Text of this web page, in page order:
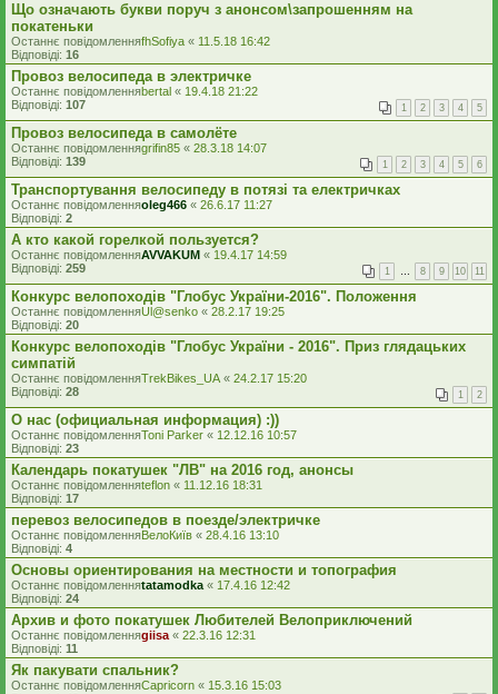
Що означають букви поруч з анонсом\запрошенням на
покатеньки
Останнє повідомленняfhSofiya « 11.5.18 16:42
Відповіді: 16
Провоз велосипеда в электричке
Останнє повідомленняbertal « 19.4.18 21:22
Відповіді: 107 1 2 3 4 5
Провоз велосипеда в самолёте
Останнє повідомленняgrifin85 « 28.3.18 14:07
Відповіді: 139 1 2 3 4 5 6
Транспортування велосипеду в потязі та електричках
Останнє повідомленняoleg466 « 26.6.17 11:27
Відповіді: 2
А кто какой горелкой пользуется?
Останнє повідомленняAVVAKUM « 19.4.17 14:59
Відповіді: 259 1 … 8 9 10 11
Конкурс велопоходів "Глобус України-2016". Положення
Останнє повідомленняUl@senko « 28.2.17 19:25
Відповіді: 20
Конкурс велопоходів "Глобус України - 2016". Приз глядацьких
симпатій
Останнє повідомленняTrekBikes_UA « 24.2.17 15:20
Відповіді: 28 1 2
О нас (официальная информация) :))
Останнє повідомленняToni Parker « 12.12.16 10:57
Відповіді: 23
Календарь покатушек "ЛВ" на 2016 год, анонсы
Останнє повідомленняteflon « 11.12.16 18:31
Відповіді: 17
перевоз велосипедов в поезде/электричке
Останнє повідомленняВелоКиїв « 28.4.16 13:10
Відповіді: 4
Основы ориентирования на местности и топография
Останнє повідомленняtatamodka « 17.4.16 12:42
Відповіді: 24
Архив и фото покатушек Любителей Велоприключений
Останнє повідомленняgiisa « 22.3.16 12:31
Відповіді: 11
Як пакувати спальник?
Останнє повідомленняCapricorn « 15.3.16 15:03